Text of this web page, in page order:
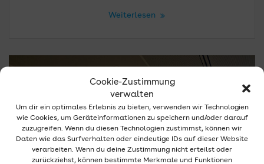
Cookie-Zustimmung
verwalten
Um dir ein optimales Erlebnis zu bieten, verwenden wir Technologien
wie Cookies, um Geräteinformationen zu speichern und/oder darauf
zuzugreifen. Wenn du diesen Technologien zustimmst, können wir
Daten wie das Surfverhalten oder eindeutige IDs auf dieser Website
verarbeiten. Wenn du deine Zustimmung nicht erteilst oder
zurückziehst, können bestimmte Merkmale und Funktionen
Weiterlesen